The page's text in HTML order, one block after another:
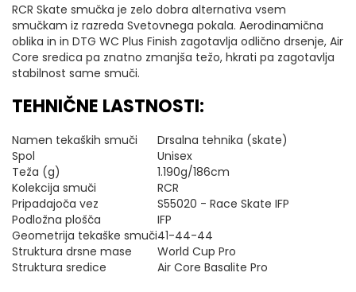
RCR Skate smučka je zelo dobra alternativa vsem
smučkam iz razreda Svetovnega pokala. Aerodinamična
oblika in in DTG WC Plus Finish zagotavlja odlično drsenje, Air
Core sredica pa znatno zmanjša težo, hkrati pa zagotavlja
stabilnost same smuči.
TEHNIČNE LASTNOSTI:
Namen tekaških smuči
Drsalna tehnika (skate)
Spol
Unisex
Teža (g)
1.190g/186cm
Kolekcija smuči
RCR
Pripadajoča vez
S55020 - Race Skate IFP
Podložna plošča
IFP
Geometrija tekaške smuči41-44-44
Struktura drsne mase
World Cup Pro
Struktura sredice
Air Core Basalite Pro